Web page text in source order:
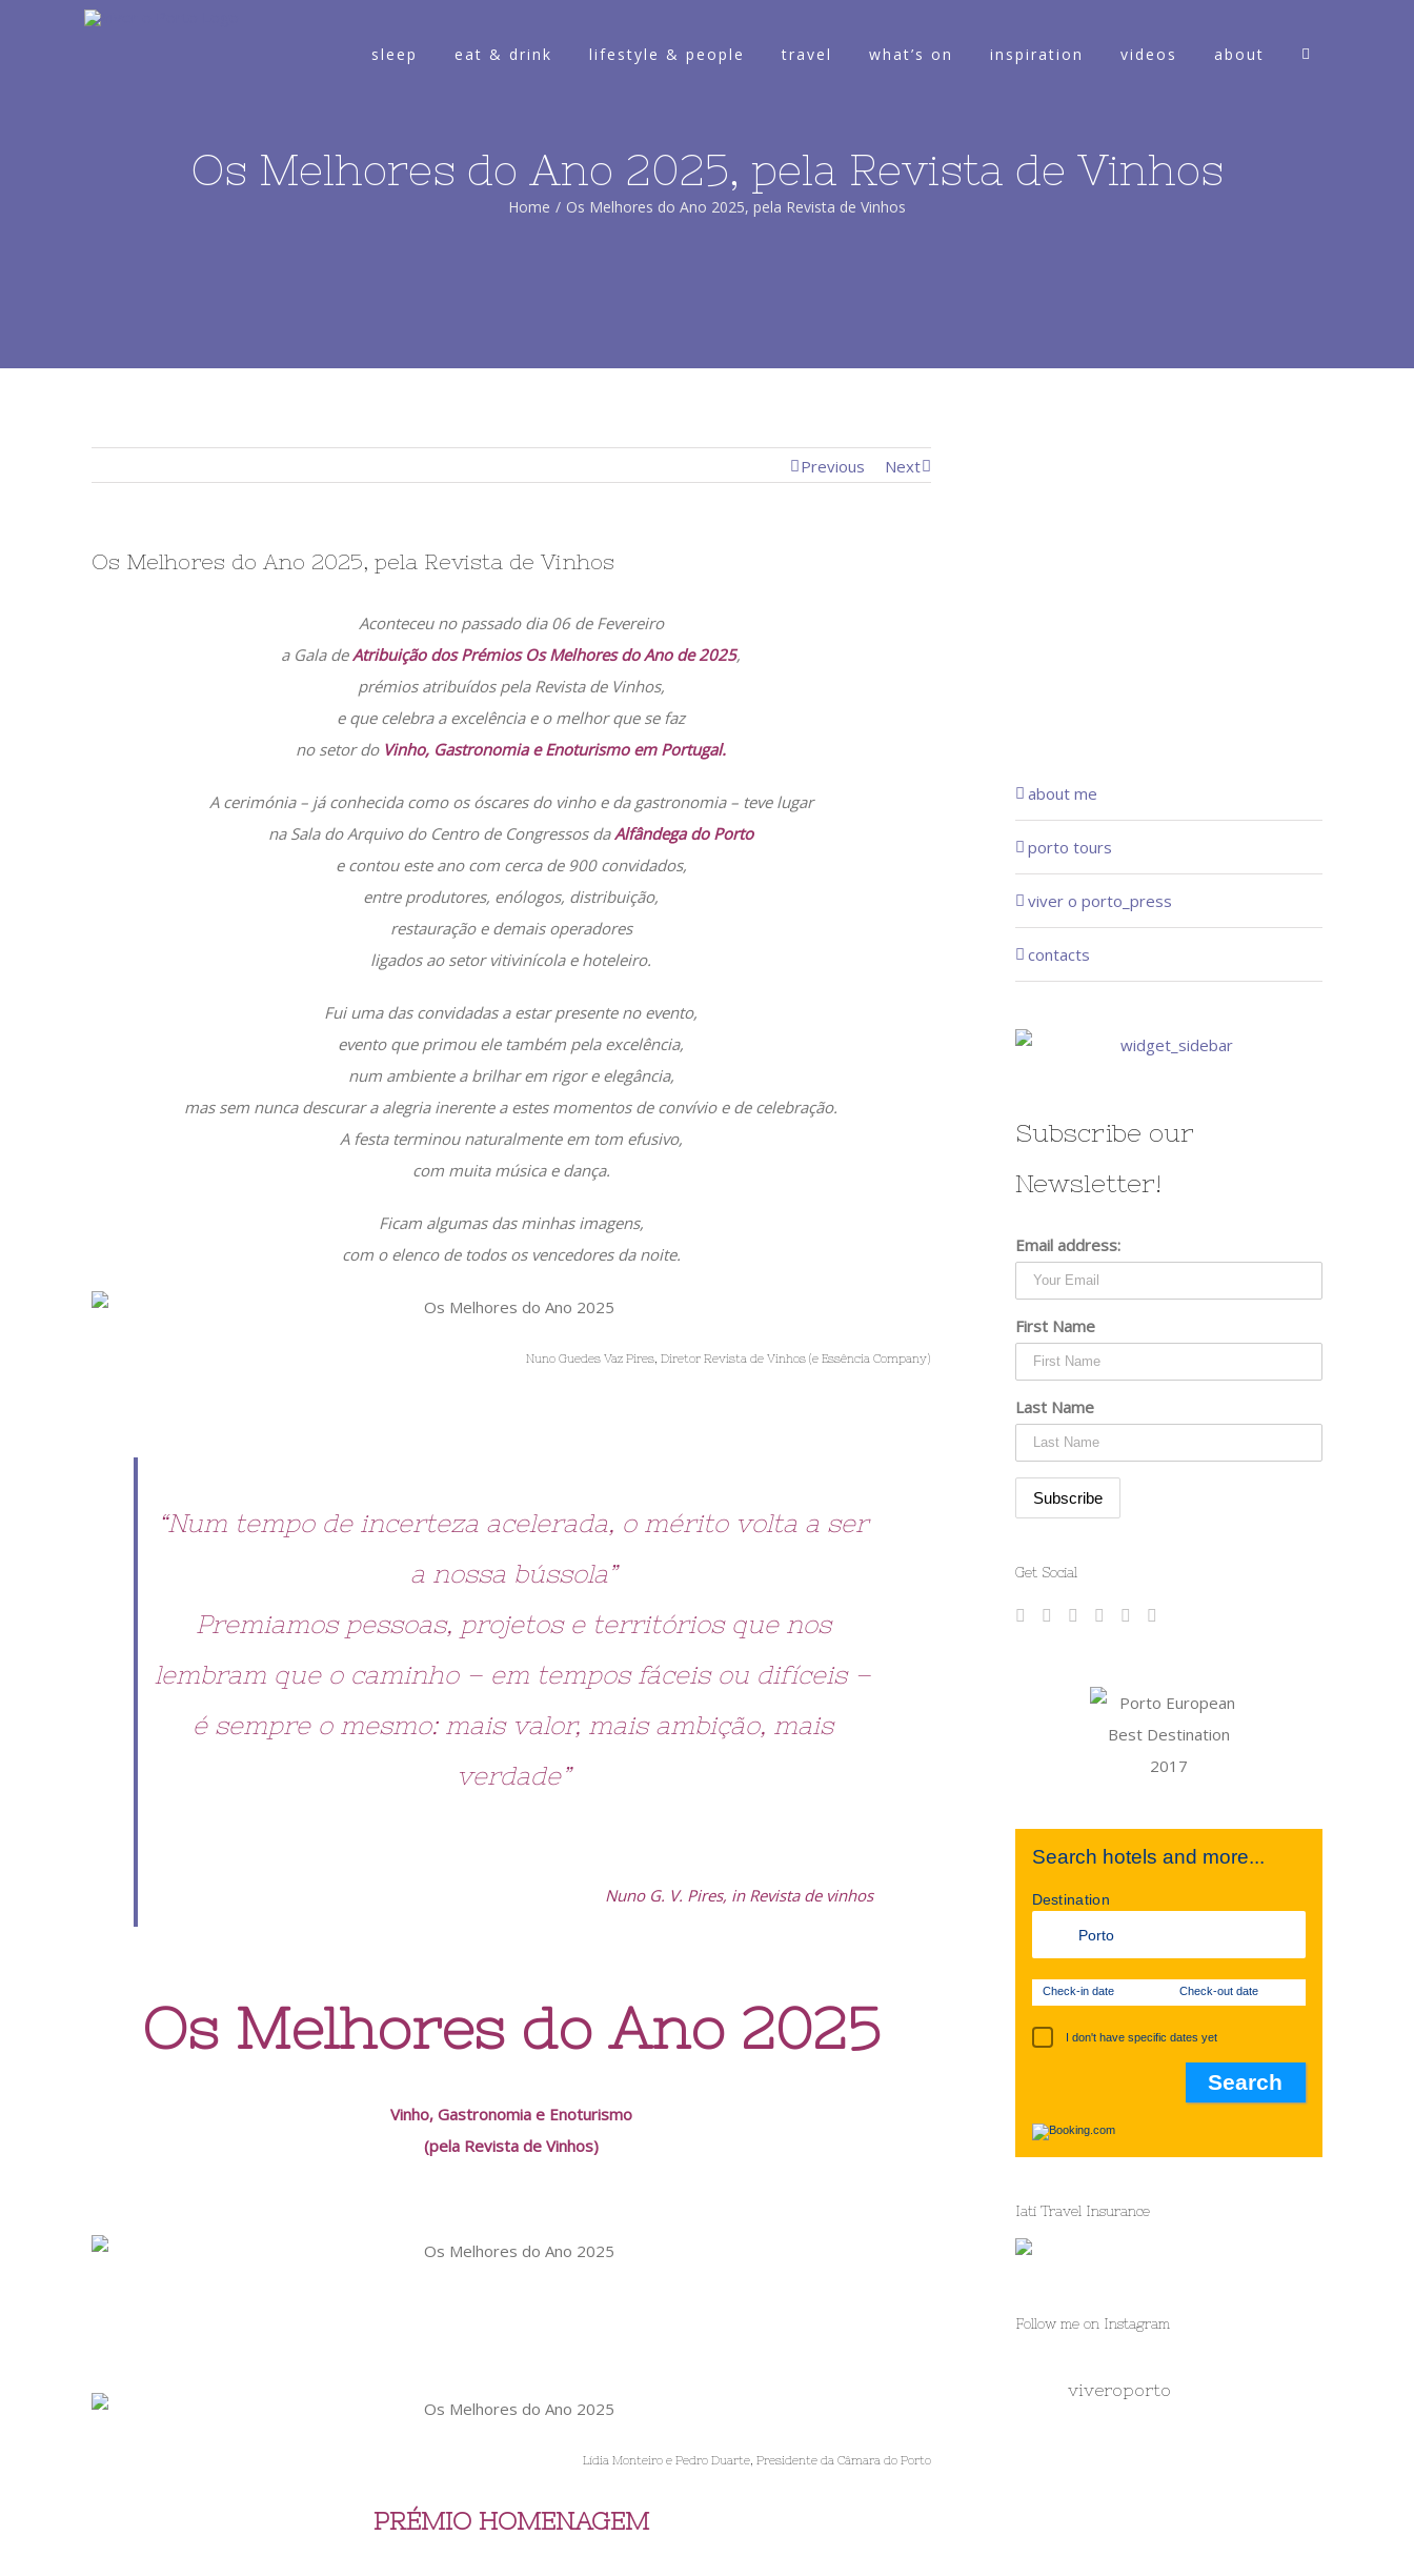
sleep eat & drink lifestyle & people travel what’s on inspiration videos about
Os Melhores do Ano 2025, pela Revista de Vinhos
Home / Os Melhores do Ano 2025, pela Revista de Vinhos
Previous Next
Os Melhores do Ano 2025, pela Revista de Vinhos
Aconteceu no passado dia 06 de Fevereiro
a Gala deAtribuição dos Prémios Os Melhores do Ano de 2025,
prémios atribuídos pela Revista de Vinhos,
e que celebra a excelência e o melhor que se faz
no setor do Vinho, Gastronomia e Enoturismo em Portugal.
A cerimónia – já conhecida como os óscares do vinho e da gastronomia – teve lugar
na Sala do Arquivo do Centro de Congressos daAlfândega do Porto
e contou este ano com cerca de 900 convidados,
entre produtores, enólogos, distribuição,
restauração e demais operadores
ligados ao setor vitivinícola e hoteleiro.
Fui uma das convidadas a estar presente no evento,
evento que primou ele também pela excelência,
num ambiente a brilhar em rigor e elegância,
mas sem nunca descurar a alegria inerente a estes momentos de convívio e de celebração.
A festa terminou naturalmente em tom efusivo,
com muita música e dança.
Ficam algumas das minhas imagens,
com o elenco de todos os vencedores da noite.
Nuno Guedes Vaz Pires, Diretor Revista de Vinhos (e Essência Company)
“Num tempo de incerteza acelerada, o mérito volta a ser
a nossa bússola”
Premiamos pessoas, projetos e territórios que nos
lembram que o caminho – em tempos fáceis ou difíceis –
é sempre o mesmo: mais valor, mais ambição, mais
verdade”
Nuno G. V. Pires, in Revista de vinhos
Os Melhores do Ano 2025
Vinho, Gastronomia e Enoturismo
(pela Revista de Vinhos)
Lídia Monteiro e Pedro Duarte, Presidente da Câmara do Porto
PRÉMIO HOMENAGEM
about me
porto tours
viver o porto_press
contacts
Subscribe our
Newsletter!
Email address:
First Name
Last Name
Get Social
Search hotels and more...
Destination
Check-in date Check-out date
I don't have specific dates yet
Iati Travel Insurance
Follow me on Instagram
viveroporto